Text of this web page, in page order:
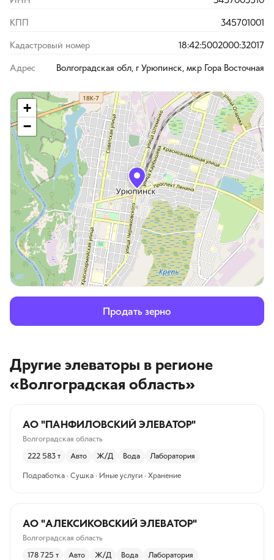
КПП 345701001
Кадастровый номер 18:42:5002000:32017
Адрес Волгоградская обл, г Урюпинск, мкр Гора Восточная
+
−
Продать зерно
Другие элеваторы в регионе
«Волгоградская область»
АО "ПАНФИЛОВСКИЙ ЭЛЕВАТОР"
Волгоградская область
222 583 т Авто Ж/Д Вода Лаборатория
Подработка · Сушка · Иные услуги · Хранение
АО "АЛЕКСИКОВСКИЙ ЭЛЕВАТОР"
Волгоградская область
178 725 т Авто Ж/Д Вода Лаборатория